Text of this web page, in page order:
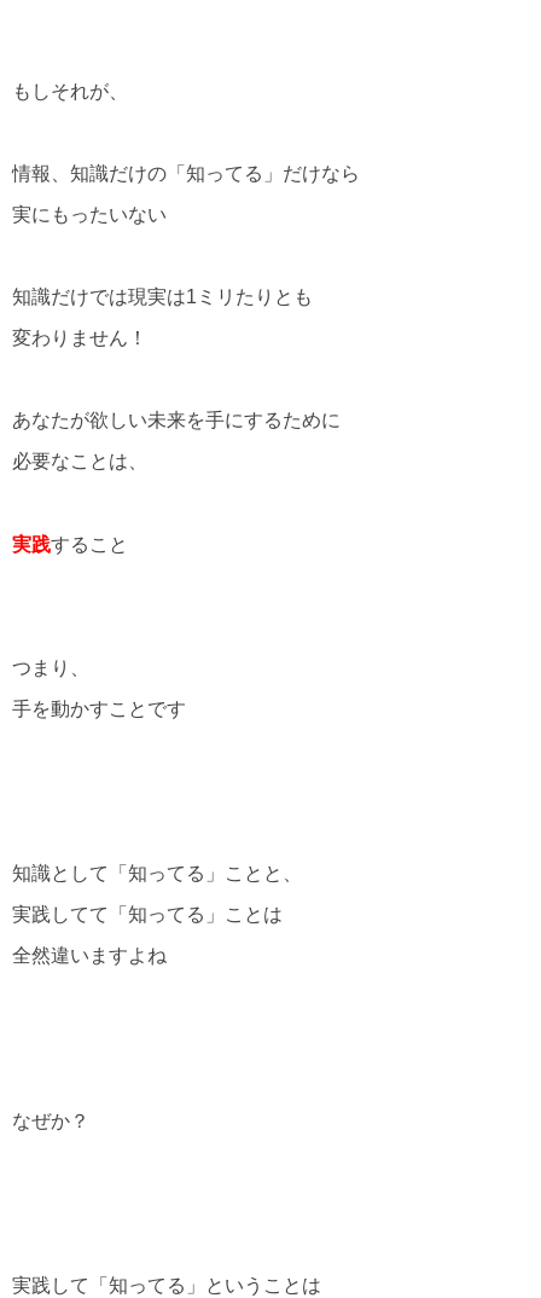
もしそれが、
情報、知識だけの「知ってる」だけなら
実にもったいない
知識だけでは現実は1ミリたりとも
変わりません！
あなたが欲しい未来を手にするために
必要なことは、
実践すること
つまり、
手を動かすことです
知識として「知ってる」ことと、
実践してて「知ってる」ことは
全然違いますよね
なぜか？
実践して「知ってる」ということは